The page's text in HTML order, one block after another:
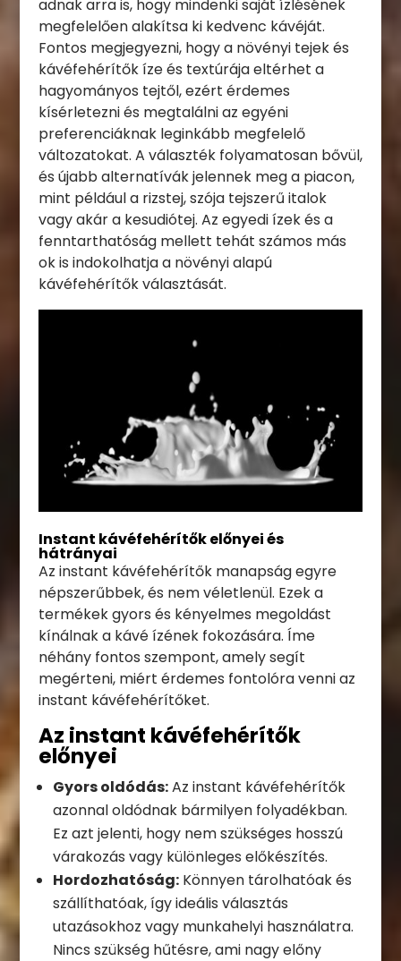
adnak arra is, hogy mindenki saját ízlésének
megfelelően alakítsa ki kedvenc kávéját.
Fontos megjegyezni, hogy a növényi tejek és
kávéfehérítők íze és textúrája eltérhet a
hagyományos tejtől, ezért érdemes
kísérletezni és megtalálni az egyéni
preferenciáknak leginkább megfelelő
változatokat. A választék folyamatosan bővül,
és újabb alternatívák jelennek meg a piacon,
mint például a rizstej, szója tejszerű italok
vagy akár a kesudiótej. Az egyedi ízek és a
fenntarthatóság mellett tehát számos más
ok is indokolhatja a növényi alapú
kávéfehérítők választását.
Instant kávéfehérítők előnyei és
hátrányai
Az instant kávéfehérítők manapság egyre
népszerűbbek, és nem véletlenül. Ezek a
termékek gyors és kényelmes megoldást
kínálnak a kávé ízének fokozására. Íme
néhány fontos szempont, amely segít
megérteni, miért érdemes fontolóra venni az
instant kávéfehérítőket.
Az instant kávéfehérítők
előnyei
Gyors oldódás:Az instant kávéfehérítők
azonnal oldódnak bármilyen folyadékban.
Ez azt jelenti, hogy nem szükséges hosszú
várakozás vagy különleges előkészítés.
Hordozhatóság:Könnyen tárolhatóak és
szállíthatóak, így ideális választás
utazásokhoz vagy munkahelyi használatra.
Nincs szükség hűtésre, ami nagy előny